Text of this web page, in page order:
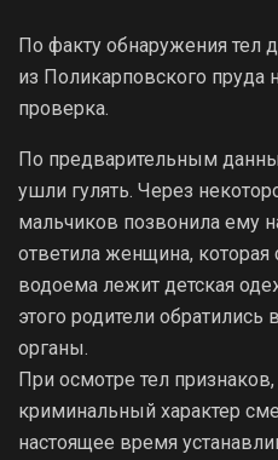
По факту обнаружения тел
из Поликарповского пруда
проверка.
По предварительным
ушли гулять. Через
мальчиков позвонила ему
ответила женщина, которая
водоема лежит детская
этого родители
органы.
При осмотре тел
криминальный характер
настоящее время